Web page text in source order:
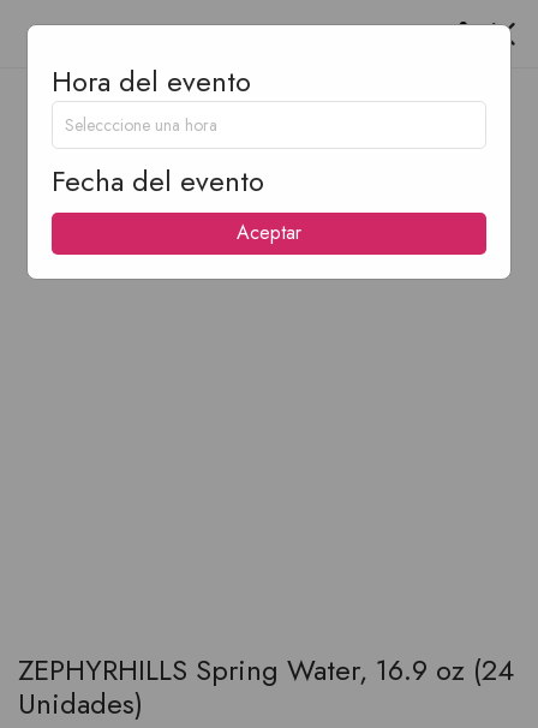
ZEPHYRHILLS Spring Water, 16.9 oz (24
Unidades)
Hora del evento
Fecha del evento
Aceptar